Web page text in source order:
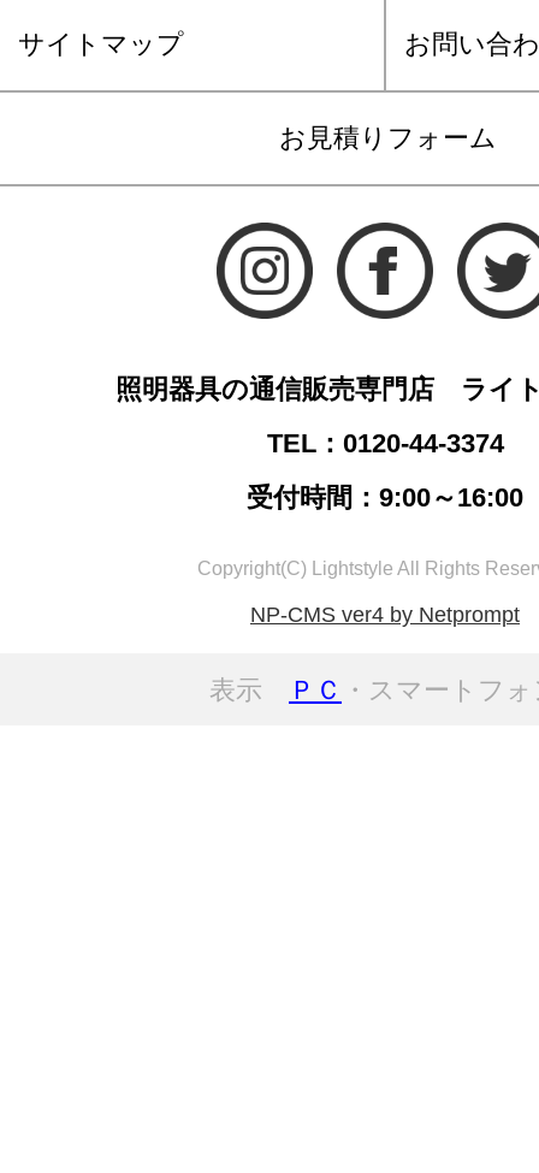
サイトマップ お問い合
お見積りフォーム
照明器具の通信販売専門店 ライ
TEL：0120-44-3374
受付時間：9:00～16:00
Copyright(C) Lightstyle All Rights
NP-CMS ver4 by Netprompt
表示 ＰＣ ・スマートフ